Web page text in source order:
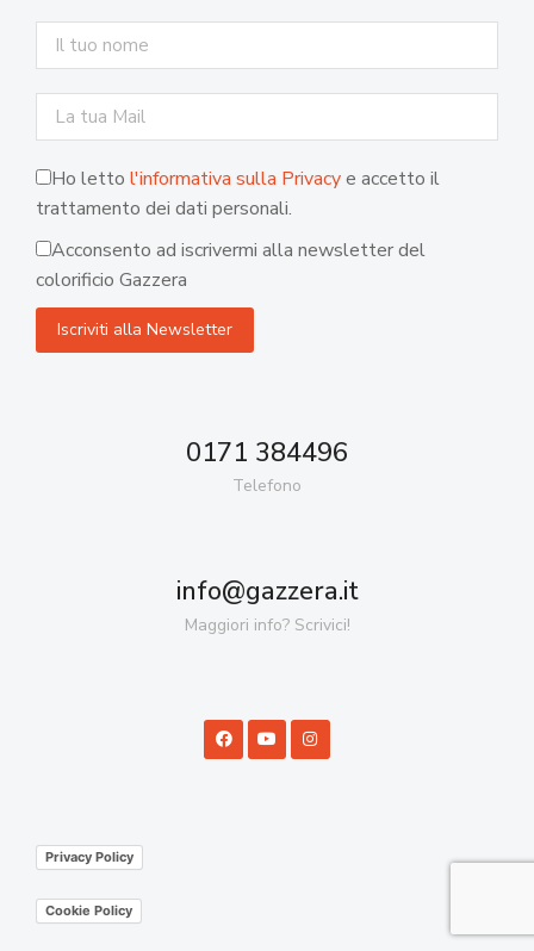
Ho letto l'informativa sulla Privacye accetto il
trattamento dei dati personali.
Acconsento ad iscrivermi alla newsletter del
colorificio Gazzera
0171 384496
Telefono
info@gazzera.it
Maggiori info? Scrivici!
Privacy Policy
Cookie Policy